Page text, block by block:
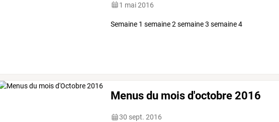
1 mai 2016
Semaine 1 semaine 2 semaine 3 semaine 4
Menus du mois d'octobre 2016
30 sept. 2016